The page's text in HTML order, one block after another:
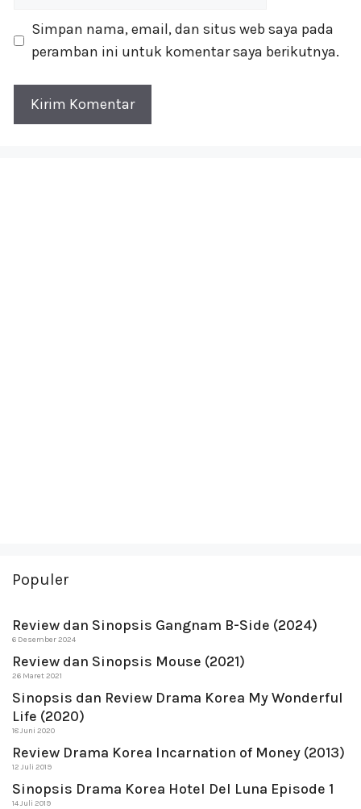
Simpan nama, email, dan situs web saya pada
peramban ini untuk komentar saya berikutnya.
Populer
Review dan Sinopsis Gangnam B-Side (2024)
6 Desember 2024
Review dan Sinopsis Mouse (2021)
26 Maret 2021
Sinopsis dan Review Drama Korea My Wonderful
Life (2020)
18 Juni 2020
Review Drama Korea Incarnation of Money (2013)
12 Juli 2019
Sinopsis Drama Korea Hotel Del Luna Episode 1
14 Juli 2019